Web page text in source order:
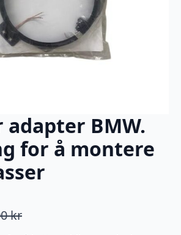
adapter BMW.
for å montere
kr